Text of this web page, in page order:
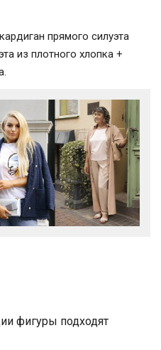
прямого силуэта
из плотного хлопка +
фигуры подходят